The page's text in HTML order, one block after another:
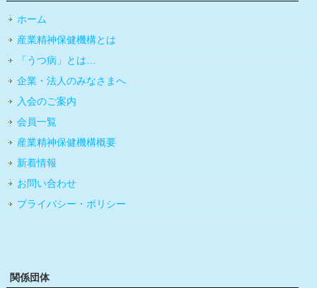
ホーム
産業精神保健機構とは
「うつ病」とは…
企業・法人のみなさまへ
入会のご案内
会員一覧
産業精神保健機構概要
新着情報
お問い合わせ
プライバシー・ポリシー
関係団体